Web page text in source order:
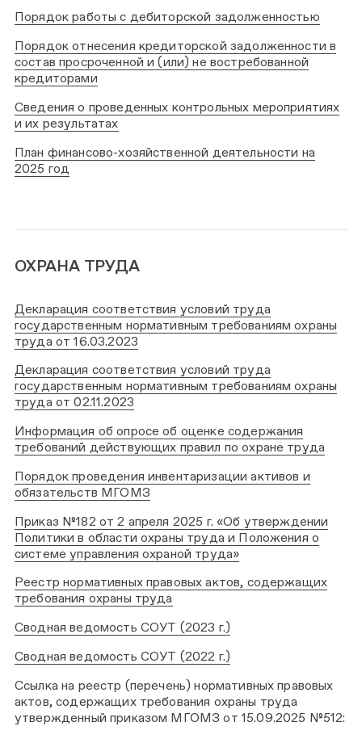
Порядок работы с дебиторской задолженностью
Порядок отнесения кредиторской задолженности в
состав просроченной и (или) не востребованной
кредиторами
Сведения о проведенных контрольных мероприятиях
и их результатах
План финансово-хозяйственной деятельности на
2025 год
ОХРАНА ТРУДА
Декларация соответствия условий труда
государственным нормативным требованиям охраны
труда от 16.03.2023
Декларация соответствия условий труда
государственным нормативным требованиям охраны
труда от 02.11.2023
Информация об опросе об оценке содержания
требований действующих правил по охране труда
Порядок проведения инвентаризации активов и
обязательств МГОМЗ
Приказ №182 от 2 апреля 2025 г. «Об утверждении
Политики в области охраны труда и Положения о
системе управления охраной труда»
Реестр нормативных правовых актов, содержащих
требования охраны труда
Сводная ведомость СОУТ (2023 г.)
Сводная ведомость СОУТ (2022 г.)
Ссылка на реестр (перечень) нормативных правовых
актов, содержащих требования охраны труда
утвержденный приказом МГОМЗ от 15.09.2025 №512: